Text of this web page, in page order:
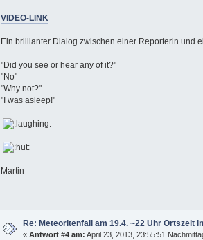
VIDEO-LINK
Ein brillianter Dialog zwischen einer Reporterin und
"Did you see or hear any of it?"
"No"
"Why not?"
"I was asleep!"
Martin
Re: Meteoritenfall am 19.4. ~22 Uhr Ortszeit
« Antwort #4 am: April 23, 2013, 23:55:51